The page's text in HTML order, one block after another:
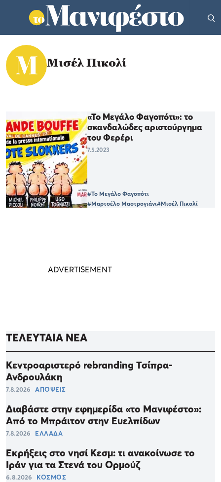
Μισέλ Πικολί
«Το Μεγάλο Φαγοπότι»: το
σκανδαλώδες αριστούργημα
του Φερέρι
7.5.2023
#Το Μεγάλο Φαγοπότι
#Μαρτσέλο Μαστρογιάνι#Μισέλ Πικολί
ΤΕΛΕΥΤΑΙΑ ΝΕΑ
Κεντροαριστερό rebranding Τσίπρα-
Ανδρουλάκη
7.8.2026 ΑΠΟΨΕΙΣ
Διαβάστε στην εφημερίδα «το Μανιφέστο»:
Από το Μπράιτον στην Ευελπίδων
7.8.2026 ΕΛΛΑΔΑ
Εκρήξεις στο νησί Κεσμ: τι ανακοίνωσε το
Ιράν για τα Στενά του Ορμούζ
6.8.2026 ΚΟΣΜΟΣ